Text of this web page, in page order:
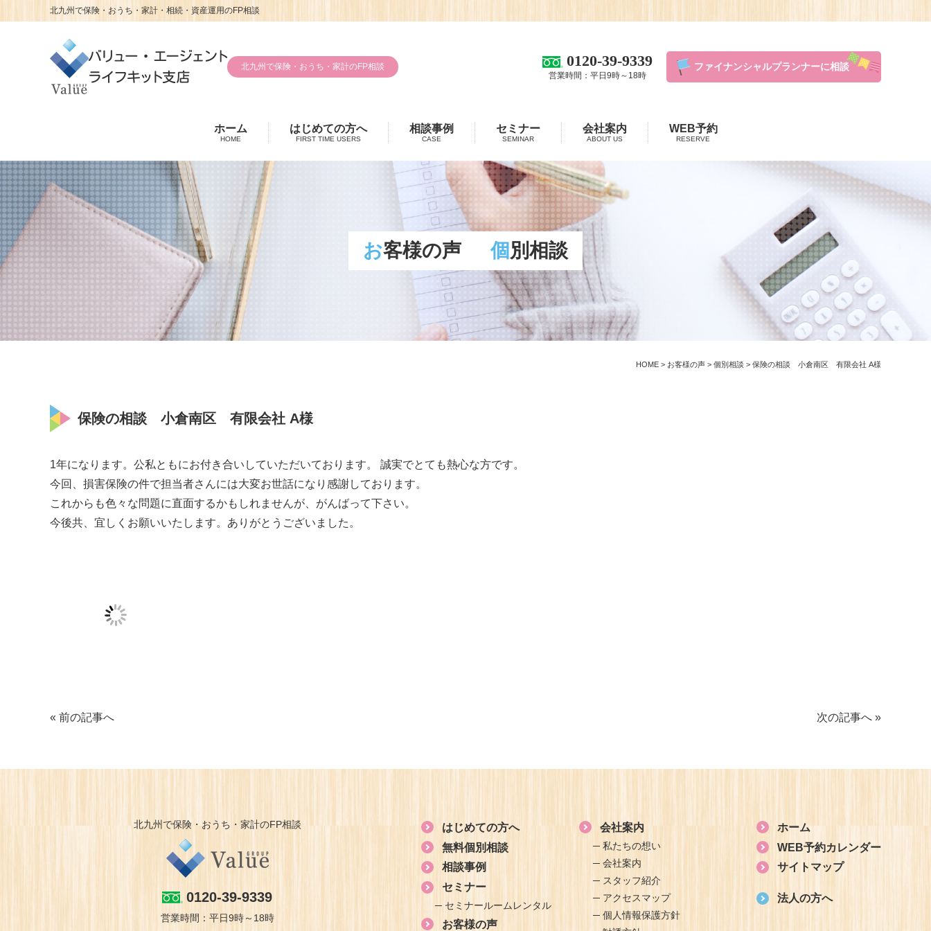
北九州で保険・おうち・家計・相続・資産運用のFP相談
北九州で保険・おうち・家計のFP相談 0120-39-9339
営業時間：平日9時～18時
ファイナンシャルプランナーに相談
ホーム
HOME
はじめての方へ
FIRST TIME USERS
相談事例
CASE
セミナー
SEMINAR
会社案内
ABOUT US
WEB予約
RESERVE
お客様の声 個別相談
HOME > お客様の声 > 個別相談 > 保険の相談 小倉南区 有限会社 A様
保険の相談 小倉南区 有限会社 A様
1年になります。公私ともにお付き合いしていただいております。 誠実でとても熱心な方です。
今回、損害保険の件で担当者さんには大変お世話になり感謝しております。
これからも色々な問題に直面するかもしれませんが、がんばって下さい。
今後共、宜しくお願いいたします。ありがとうございました。
« 前の記事へ 次の記事へ »
北九州で保険・おうち・家計のFP相談
0120-39-9339
営業時間：平日9時～18時
はじめての方へ
無料個別相談
相談事例
セミナー
セミナールームレンタル
お客様の声
会社案内
私たちの想い
会社案内
スタッフ紹介
アクセスマップ
個人情報保護方針
ホーム
WEB予約カレンダー
サイトマップ
法人の方へ